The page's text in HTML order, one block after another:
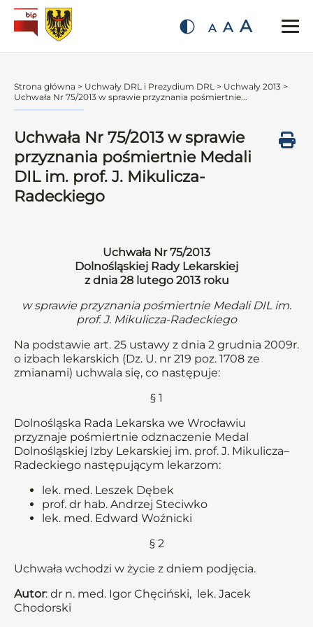
A A A
Strona główna > Uchwały DRL i Prezydium DRL > Uchwały 2013 >
Uchwała Nr 75/2013 w sprawie przyznania pośmiertnie...
Uchwała Nr 75/2013 w sprawie
przyznania pośmiertnie Medali
DIL im. prof. J. Mikulicza-
Radeckiego
Uchwała Nr 75/2013
Dolnośląskiej Rady Lekarskiej
z dnia 28 lutego 2013 roku
w sprawie przyznania pośmiertnie Medali DIL im.
prof. J. Mikulicza-Radeckiego
Na podstawie art. 25 ustawy z dnia 2 grudnia 2009r.
o izbach lekarskich (Dz. U. nr 219 poz. 1708 ze
zmianami) uchwala się, co następuje:
§ 1
Dolnośląska Rada Lekarska we Wrocławiu
przyznaje pośmiertnie odznaczenie Medal
Dolnośląskiej Izby Lekarskiej im. prof. J. Mikulicza–
Radeckiego następującym lekarzom:
lek. med. Leszek Dębek
prof. dr hab. Andrzej Steciwko
lek. med. Edward Woźnicki
§ 2
Uchwała wchodzi w życie z dniem podjęcia.
Autor: dr n. med. Igor Chęciński, lek. Jacek
Chodorski